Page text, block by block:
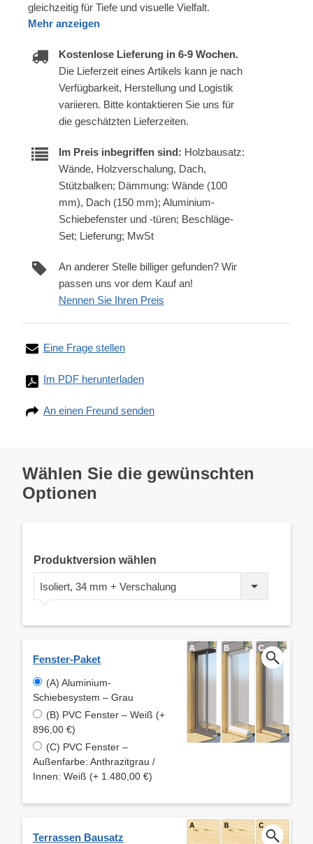
gleichzeitig für Tiefe und visuelle Vielfalt.
Mehr anzeigen
Kostenlose Lieferung in 6-9 Wochen.
Die Lieferzeit eines Artikels kann je nach
Verfügbarkeit, Herstellung und Logistik
variieren. Bitte kontaktieren Sie uns für
die geschätzten Lieferzeiten.
Im Preis inbegriffen sind: Holzbausatz:
Wände, Holzverschalung, Dach,
Stützbalken; Dämmung: Wände (100
mm), Dach (150 mm); Aluminium-
Schiebefenster und -türen; Beschläge-
Set; Lieferung; MwSt
An anderer Stelle billiger gefunden? Wir
passen uns vor dem Kauf an!
Nennen Sie Ihren Preis
Eine Frage stellen
Im PDF herunterladen
An einen Freund senden
Wählen Sie die gewünschten
Optionen
Produktversion wählen
Isoliert, 34 mm + Verschalung
Fenster-Paket
(A) Aluminium-
Schiebesystem – Grau
(B) PVC Fenster – Weiß (+
896,00 €)
(C) PVC Fenster –
Außenfarbe: Anthrazitgrau /
Innen: Weiß (+ 1.480,00 €)
Terrassen Bausatz